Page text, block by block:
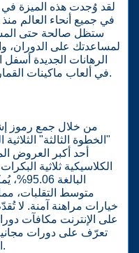
لقد وُجدت هذه الميزة في
في جميع أنحاء العالم
ستظل صالحة حتى
لمساعدتك على الدوران،
الرهانات الجديدة
في ألعاب ماكينات القمار، يُنصح بتجربة النسخة المجانية أولًا.
"الخطوة الثالثة"
أحد أكبر العروض
الكلاسيكية ثلاثية
متوسط ​​التقلبات،
خيارات مراهنة آمنة. لا
على الإنترنت مكافآت
تعرّف على دورات
الكازينوهات المُرخّصة على الإنترنت.